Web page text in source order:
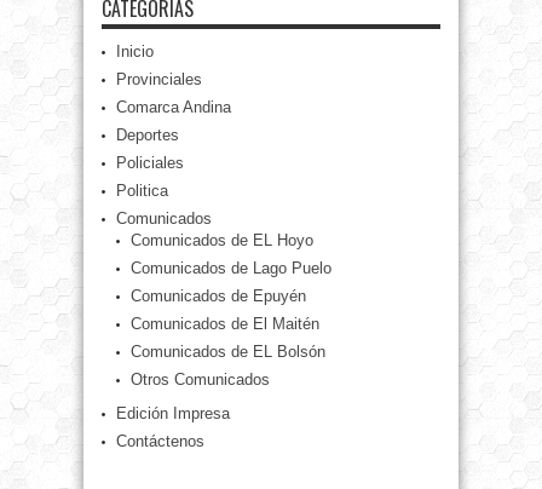
CATEGORÍAS
Inicio
Provinciales
Comarca Andina
Deportes
Policiales
Politica
Comunicados
Comunicados de EL Hoyo
Comunicados de Lago Puelo
Comunicados de Epuyén
Comunicados de El Maitén
Comunicados de EL Bolsón
Otros Comunicados
Edición Impresa
Contáctenos